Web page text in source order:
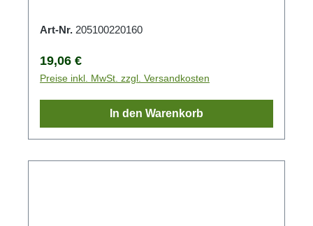
Art-Nr. 205100220160
Regulärer Preis:
19,06 €
Preise inkl. MwSt. zzgl. Versandkosten
In den Warenkorb